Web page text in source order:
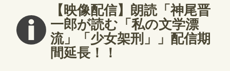
【映像配信】朗読「神尾晋
一郎が読む「私の文学漂
流」「少女架刑」」配信期
間延長！！